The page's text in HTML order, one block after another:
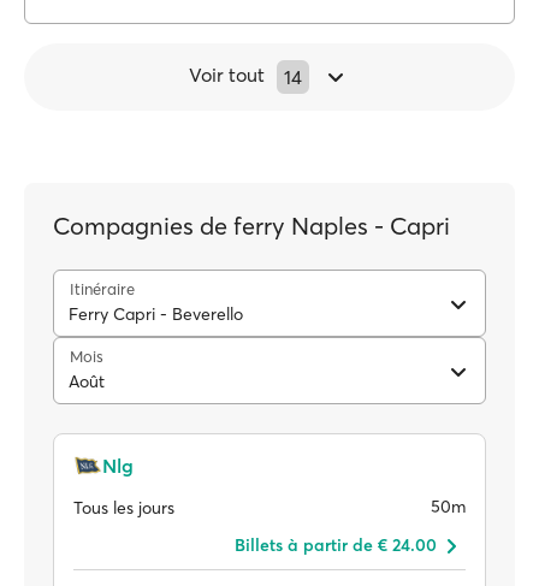
Voir tout 14
Compagnies de ferry Naples - Capri
Itinéraire
Ferry Capri - Beverello
Mois
Août
Nlg
Tous les jours
50m
Billets à partir de € 24.00